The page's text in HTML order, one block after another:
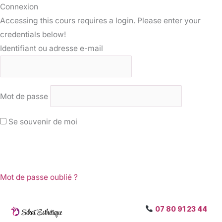
Connexion
Accessing this cours requires a login. Please enter your
credentials below!
Identifiant ou adresse e-mail
Mot de passe
Se souvenir de moi
Mot de passe oublié ?
07 80 91 23 44